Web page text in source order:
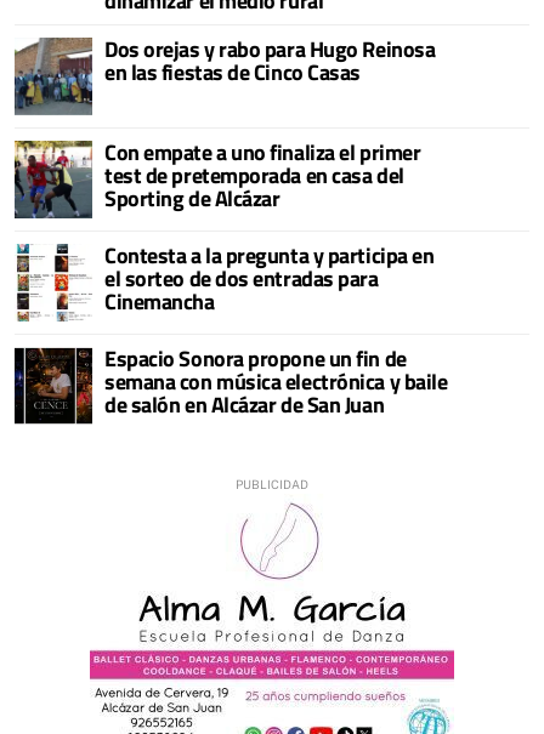
Dos orejas y rabo para Hugo Reinosa
en las fiestas de Cinco Casas
Con empate a uno finaliza el primer
test de pretemporada en casa del
Sporting de Alcázar
Contesta a la pregunta y participa en
el sorteo de dos entradas para
Cinemancha
Espacio Sonora propone un fin de
semana con música electrónica y baile
de salón en Alcázar de San Juan